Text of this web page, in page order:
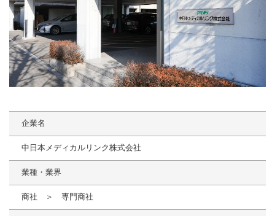
企業名
中日本メディカルリンク株式会社
業種・業界
商社 ＞ 専門商社